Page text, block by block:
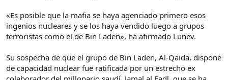
«Es posible que la mafia se haya agenciado primero esos
ingenios nucleares y se los haya vendido luego a grupos
terroristas como el de Bin Laden», ha afirmado Lunev.
Su sospecha de que el grupo de Bin Laden, Al-Qaida, dispone
de capacidad nuclear fue ratificada por un estrecho ex